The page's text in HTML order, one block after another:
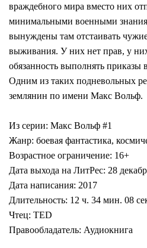
враждебного мира вместо них
минимальными военными
вынуждены там отстаивать
выживания. У них нет прав, у
обязанность выполнять приказы
Одним из таких подневольных
землянин по имени Макс Вольф.
Из серии: Макс Вольф #1
Жанр: боевая фантастика,
Возрастное ограничение: 16+
Дата выхода на ЛитРес: 28
Дата написания: 2017
Длительность: 12 ч. 34 мин. 08
Чтец: TED
Правообладатель: Аудиокнига